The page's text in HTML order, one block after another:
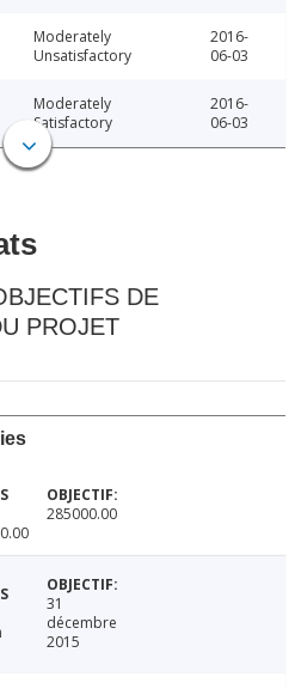
Moderately
Unsatisfactory
2016-
06-03
Moderately
Satisfactory
2016-
06-03
DE
PROJET
285000.00
31
décembre
2015